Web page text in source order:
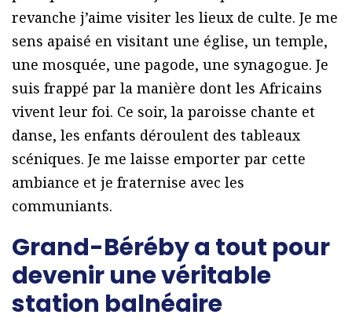
revanche j’aime visiter les lieux de culte. Je me
sens apaisé en visitant une église, un temple,
une mosquée, une pagode, une synagogue. Je
suis frappé par la manière dont les Africains
vivent leur foi. Ce soir, la paroisse chante et
danse, les enfants déroulent des tableaux
scéniques. Je me laisse emporter par cette
ambiance et je fraternise avec les
communiants.
Grand-Béréby a tout pour
devenir une véritable
station balnéaire